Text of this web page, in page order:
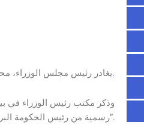
يغادر رئيس مجلس الوزراء، محمد شياع السوداني، ظهر اليوم الاثنين، إلى بريطانيا في زيارة رسمية برفقة وفد رفيع المستوى.
وذكر مكتب رئيس الوزراء في
رسمية من رئيس الحكومة البريطانية”.